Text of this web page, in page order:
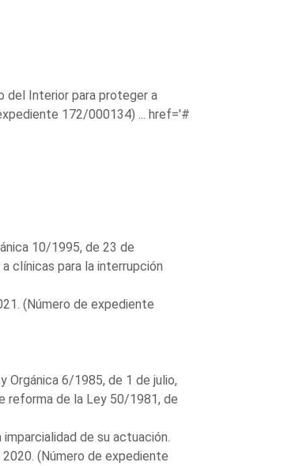
del Interior para proteger a
172/000134) ... href='#
10/1995, de 23 de
clínicas para la interrupción
(Número de expediente
Orgánica 6/1985, de 1 de julio,
reforma de la Ley 50/1981, de
de su actuación.
(Número de expediente